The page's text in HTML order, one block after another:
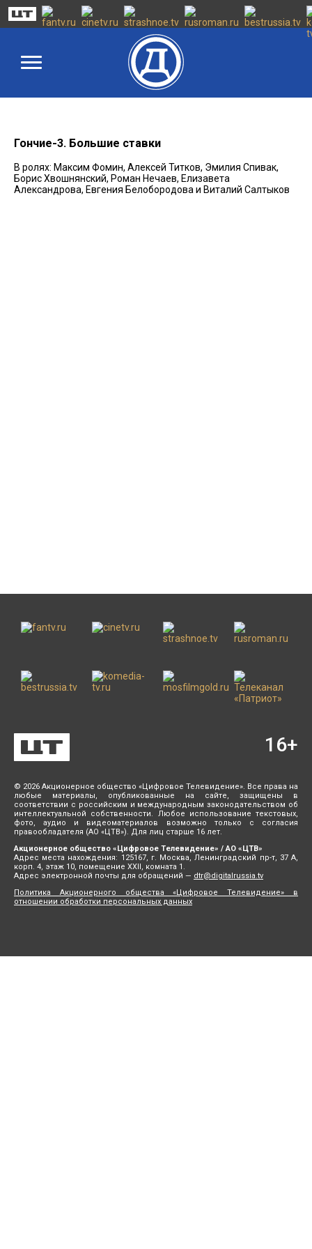
Гончие-3. Большие ставки
В ролях: Максим Фомин, Алексей Титков, Эмилия Спивак,
Борис Хвошнянский, Роман Нечаев, Елизавета
Александрова, Евгения Белобородова и Виталий Салтыков
© 2026 Акционерное общество «Цифровое Телевидение». Все права на
любые материалы, опубликованные на сайте, защищены в
соответствии с российским и международным законодательством об
интеллектуальной собственности. Любое использование текстовых,
фото, аудио и видеоматериалов возможно только с согласия
правообладателя (АО «ЦТВ»). Для лиц старше 16 лет.
Акционерное общество «Цифровое Телевидение» / АО «ЦТВ»
Адрес места нахождения: 125167, г. Москва, Ленинградский пр-т, 37 А,
корп. 4, этаж 10, помещение XXII, комната 1.
Адрес электронной почты для обращений — dtr@digitalrussia.tv
Политика Акционерного общества «Цифровое Телевидение» в
отношении обработки персональных данных
16+